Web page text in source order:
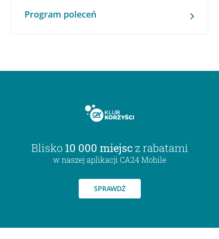
Program poleceń
Blisko 10 000 miejsc z rabatami
w naszej aplikacji CA24 Mobile
SPRAWDŹ